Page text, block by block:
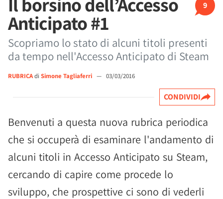
9
Anticipato #1
Scopriamo lo stato di alcuni titoli presenti
da tempo nell'Accesso Anticipato di Steam
RUBRICAdi Simone Tagliaferri — 03/03/2016
CONDIVIDI
Benvenuti a questa nuova rubrica periodica
che si occuperà di esaminare l'andamento di
alcuni titoli in Accesso Anticipato su Steam,
cercando di capire come procede lo
sviluppo, che prospettive ci sono di vederli